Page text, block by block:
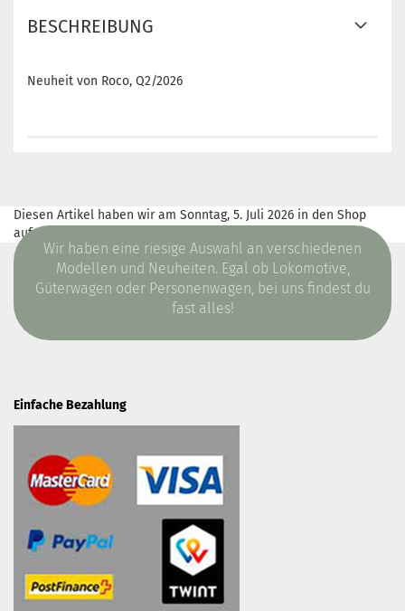
BESCHREIBUNG
Neuheit von Roco, Q2/2026
Diesen Artikel haben wir am Sonntag, 5. Juli 2026 in den Shop
aufgenommen.
Wir haben eine riesige Auswahl an verschiedenen
Modellen und Neuheiten. Egal ob Lokomotive,
Güterwagen oder Personenwagen, bei uns findest du
fast alles!
Einfache Bezahlung